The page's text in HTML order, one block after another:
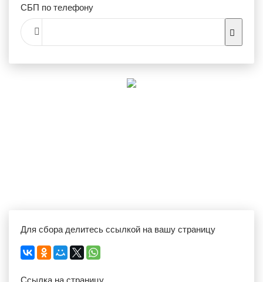
СБП по телефону
Для сбора делитесь ссылкой на вашу страницу
Ссылка на страницу